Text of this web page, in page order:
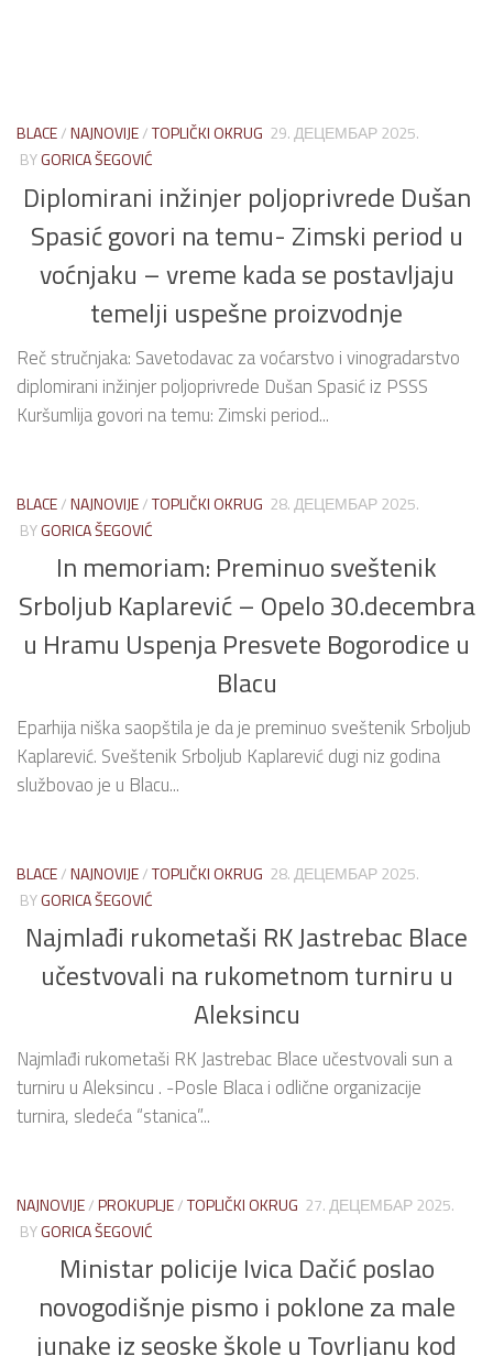
BLACE/NAJNOVIJE/TOPLIČKI OKRUG 29. ДЕЦЕМБАР 2025.
BYGORICA ŠEGOVIĆ
Diplomirani inžinjer poljoprivrede Dušan
Spasić govori na temu- Zimski period u
voćnjaku – vreme kada se postavljaju
temelji uspešne proizvodnje
Reč stručnjaka: Savetodavac za voćarstvo i vinogradarstvo
diplomirani inžinjer poljoprivrede Dušan Spasić iz PSSS
Kuršumlija govori na temu: Zimski period...
BLACE/NAJNOVIJE/TOPLIČKI OKRUG 28. ДЕЦЕМБАР 2025.
BYGORICA ŠEGOVIĆ
In memoriam: Preminuo sveštenik
Srboljub Kaplarević – Opelo 30.decembra
u Hramu Uspenja Presvete Bogorodice u
Blacu
Eparhija niška saopštila je da je preminuo sveštenik Srboljub
Kaplarević. Sveštenik Srboljub Kaplarević dugi niz godina
službovao je u Blacu...
BLACE/NAJNOVIJE/TOPLIČKI OKRUG 28. ДЕЦЕМБАР 2025.
BYGORICA ŠEGOVIĆ
Najmlađi rukometaši RK Jastrebac Blace
učestvovali na rukometnom turniru u
Aleksincu
Najmlađi rukometaši RK Jastrebac Blace učestvovali sun a
turniru u Aleksincu . -Posle Blaca i odlične organizacije
turnira, sledeća “stanica”...
NAJNOVIJE/PROKUPLJE/TOPLIČKI OKRUG 27. ДЕЦЕМБАР 2025.
BYGORICA ŠEGOVIĆ
Ministar policije Ivica Dačić poslao
novogodišnje pismo i poklone za male
junake iz seoske škole u Tovrljanu kod